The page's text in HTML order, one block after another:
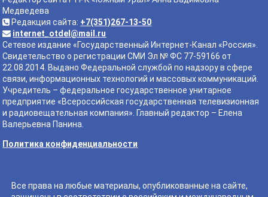
Медведева
Редакция сайта: +7(351)267-13-50
internet_otdel@mail.ru
Сетевое издание «Государственный Интернет-Канал «Россия».
Свидетельство о регистрации СМИ Эл № ФС 77-59166 от
22.08.2014. Выдано Федеральной службой по надзору в сфере
связи, информационных технологий и массовых коммуникаций.
Учредитель – федеральное государственное унитарное
предприятие «Всероссийская государственная телевизионная
и радиовещательная компания». Главный редактор – Елена
Валерьевна Панина.
Политика конфиденциальности
Все права на любые материалы, опубликованные на сайте,